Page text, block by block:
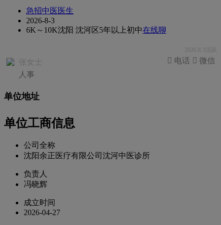
急招中医医生
2026-8-3
6K～10K沈阳 沈河区5年以上初中在线聊
2026.8.3活跃
张女士
人事
 微信
 电话
单位地址
单位工商信息
公司全称
沈阳余正医疗有限公司沈河中医诊所
负责人
冯晓辉
成立时间
2026-04-27